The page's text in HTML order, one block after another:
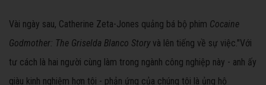
Vài ngày sau, Catherine Zeta-Jones quảng bá bộ phim Cocaine
Godmother: The Griselda Blanco Storyvà lên tiếng về sự việc."Với
tư cách là hai người cùng làm trong ngành công nghiệp này - anh ấy
giàu kinh nghiệm hơn tôi - phản ứng của chúng tôi là ủng hộ